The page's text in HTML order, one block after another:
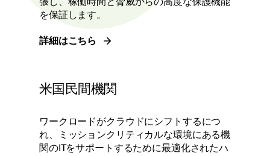
張し、稼働時間と脅威からの高度な保護機能
を保証します。
詳細はこちら
米国民間機関
ワークロードがクラウドにシフトするにつ
れ、ミッションクリティカルな環境にある機
関のITをサポートするために最適化されたハ